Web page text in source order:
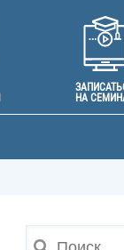
НА